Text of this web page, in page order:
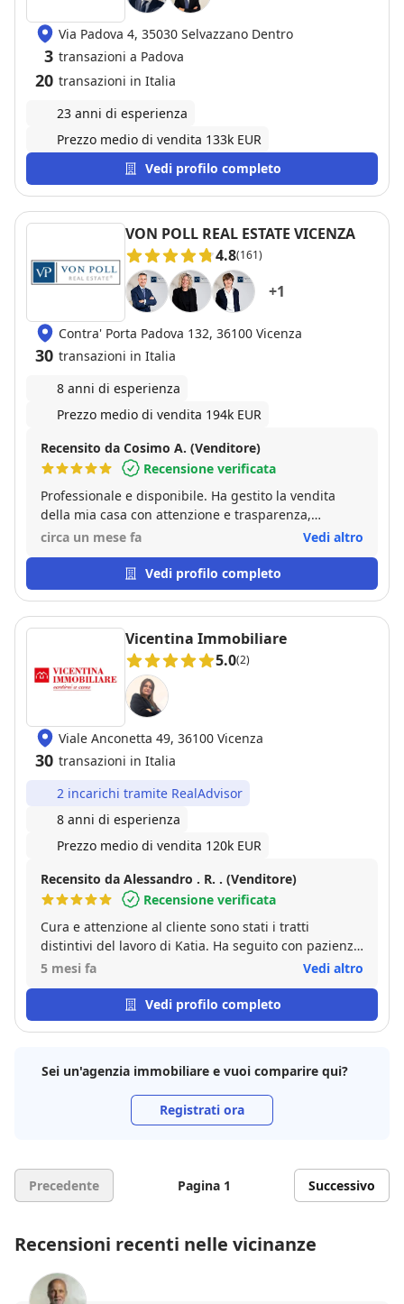
Via Padova 4, 35030 Selvazzano Dentro
3 transazioni a Padova
20 transazioni in Italia
23 anni di esperienza
Prezzo medio di vendita 133k EUR
Vedi profilo completo
VON POLL REAL ESTATE VICENZA
4.8(161)
+1
Contra' Porta Padova 132, 36100 Vicenza
30 transazioni in Italia
8 anni di esperienza
Prezzo medio di vendita 194k EUR
Recensito da Cosimo A. (Venditore)
Recensione verificata
Professionale e disponibile. Ha gestito la vendita
della mia casa con attenzione e trasparenza,
accompagnandomi in ogni fase. Lo consiglio a chi
circa un mese fa Vedi altro
Vedi profilo completo
Vicentina Immobiliare
5.0(2)
Viale Anconetta 49, 36100 Vicenza
30 transazioni in Italia
2 incarichi tramite RealAdvisor
8 anni di esperienza
Prezzo medio di vendita 120k EUR
Recensito da Alessandro . R. . (Venditore)
Recensione verificata
Cura e attenzione al cliente sono stati i tratti
distintivi del lavoro di Katia. Ha seguito con pazienza
e competenza tutte le fasi della vendita portandoci
5 mesi fa Vedi altro
Vedi profilo completo
Sei un'agenzia immobiliare e vuoi comparire qui?
Registrati ora
Precedente Pagina 1 Successivo
Recensioni recenti nelle vicinanze